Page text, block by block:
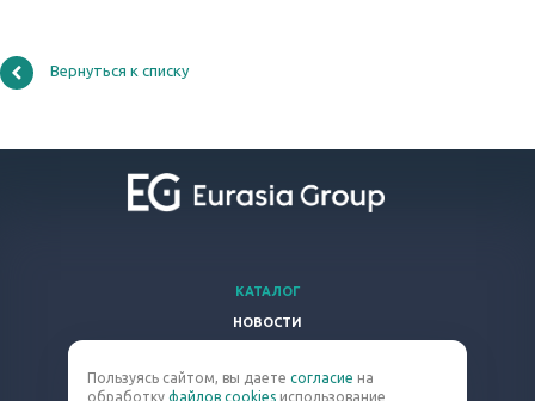
Вернуться к списку
КАТАЛОГ
НОВОСТИ
КОМПАНИЯ
Пользуясь сайтом, вы даете согласие на
обработку файлов cookies использование